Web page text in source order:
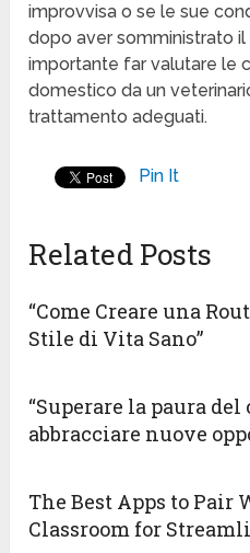
improvvisa o se le sue
dopo aver somministrato il
importante far valutare le
domestico da un
trattamento adeguati.
Pin It
Related Posts
“Come Creare una
Stile di Vita Sano”
“Superare la paura
abbracciare nuove
The Best Apps to Pair
Classroom for